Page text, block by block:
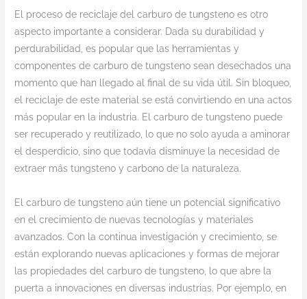
El proceso de reciclaje del carburo de tungsteno es otro
aspecto importante a considerar. Dada su durabilidad y
perdurabilidad, es popular que las herramientas y
componentes de carburo de tungsteno sean desechados una
momento que han llegado al final de su vida útil. Sin bloqueo,
el reciclaje de este material se está convirtiendo en una actos
más popular en la industria. El carburo de tungsteno puede
ser recuperado y reutilizado, lo que no solo ayuda a aminorar
el desperdicio, sino que todavía disminuye la necesidad de
extraer más tungsteno y carbono de la naturaleza.
El carburo de tungsteno aún tiene un potencial significativo
en el crecimiento de nuevas tecnologías y materiales
avanzados. Con la continua investigación y crecimiento, se
están explorando nuevas aplicaciones y formas de mejorar
las propiedades del carburo de tungsteno, lo que abre la
puerta a innovaciones en diversas industrias. Por ejemplo, en